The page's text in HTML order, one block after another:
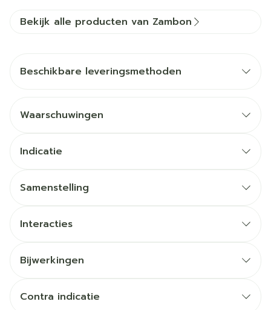
Bekijk alle producten van Zambon
Beschikbare leveringsmethoden
Waarschuwingen
Indicatie
Samenstelling
Interacties
Bijwerkingen
Contra indicatie